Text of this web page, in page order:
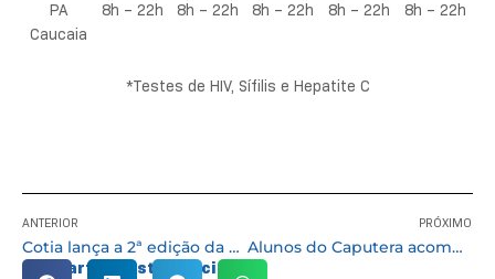
PA
Caucaia
8h – 22h 8h – 22h 8h – 22h 8h – 22h 8h – 22h
*Testes de HIV, Sífilis e Hepatite C
ANTERIOR
Cotia lança a 2ª edição da Campanha Natal Social para arrecadar alimentos
PRÓXIMO
Alunos do Caputera acompanham apresentação de teatro “Se essa rua fosse minha”
Compartilhe esta notícia: